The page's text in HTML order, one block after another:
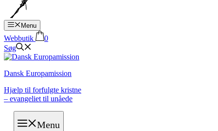
Menu
Webbutik
0
Søg
Dansk Europamission
Hjælp til forfulgte kristne
– evangeliet til unåede
Menu